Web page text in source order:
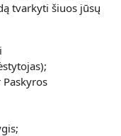
tvarkyti šiuos jūsų
Paskyros